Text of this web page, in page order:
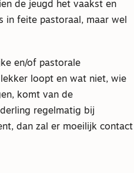
de jeugd het vaakst en
in feite pastoraal, maar wel
en/of pastorale
loopt en wat niet, wie
komt van de
regelmatig bij
dan zal er moeilijk contact